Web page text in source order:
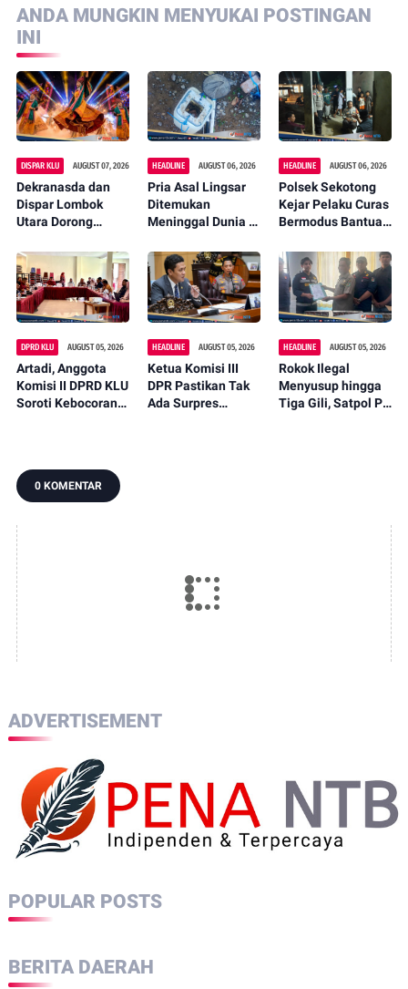
ANDA MUNGKIN MENYUKAI POSTINGAN
INI
DISPAR KLU AUGUST 07, 2026
Dekranasda dan
Dispar Lombok
Utara Dorong
Lokal Lewat
Fashion Street
2026
HEADLINE AUGUST 06, 2026
Pria Asal Lingsar
Ditemukan
Meninggal Dunia di
Lembar Saat
Mencari Belut
HEADLINE AUGUST 06, 2026
Polsek Sekotong
Kejar Pelaku Curas
Bermodus Bantuan
Penculikan Anak
Dipastikan Hoaks
DPRD KLU AUGUST 05, 2026
Artadi, Anggota
Komisi II DPRD KLU
Soroti Kebocoran
Dusun
HEADLINE AUGUST 05, 2026
Ketua Komisi III
DPR Pastikan Tak
Ada Surpres
HEADLINE AUGUST 05, 2026
Rokok Ilegal
Menyusup hingga
Tiga Gili, Satpol PP
0 KOMENTAR
ADVERTISEMENT
POPULAR POSTS
BERITA DAERAH